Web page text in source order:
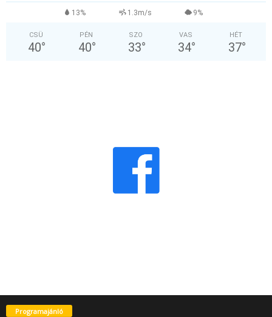
13% 1.3m/s 9%
CSÜ
40°
PÉN
40°
SZO
33°
VAS
34°
HÉT
37°
Programajánló